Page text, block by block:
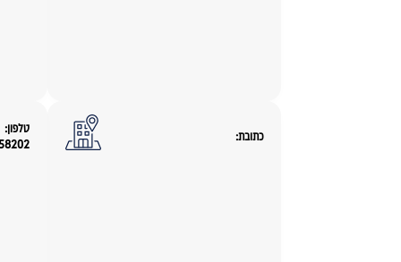
כתובת:
טלפון: